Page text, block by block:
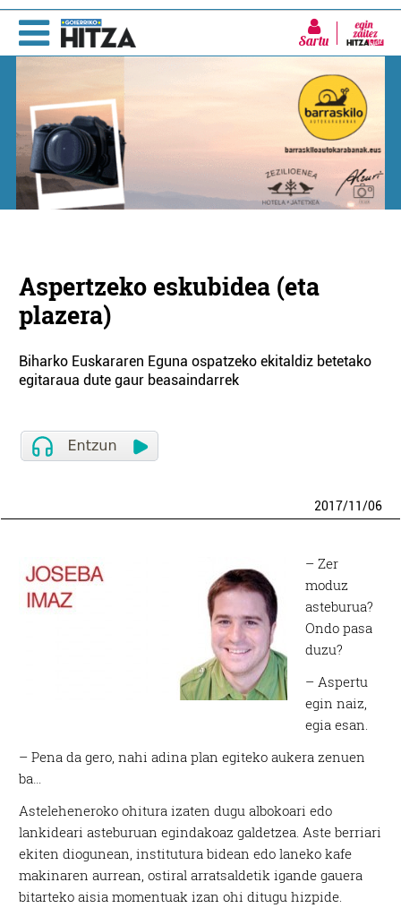
Sartu
Aspertzeko eskubidea (eta
plazera)
Biharko Euskararen Eguna ospatzeko ekitaldiz betetako
egitaraua dute gaur beasaindarrek
2017/11/06
– Zer
moduz
asteburua?
Ondo pasa
duzu?
– Aspertu
egin naiz,
egia esan.
– Pena da gero, nahi adina plan egiteko aukera zenuen
ba…
Asteleheneroko ohitura izaten dugu albokoari edo
lankideari asteburuan egindakoaz galdetzea. Aste berriari
ekiten diogunean, institutura bidean edo laneko kafe
makinaren aurrean, ostiral arratsaldetik igande gauera
bitarteko aisia momentuak izan ohi ditugu hizpide.